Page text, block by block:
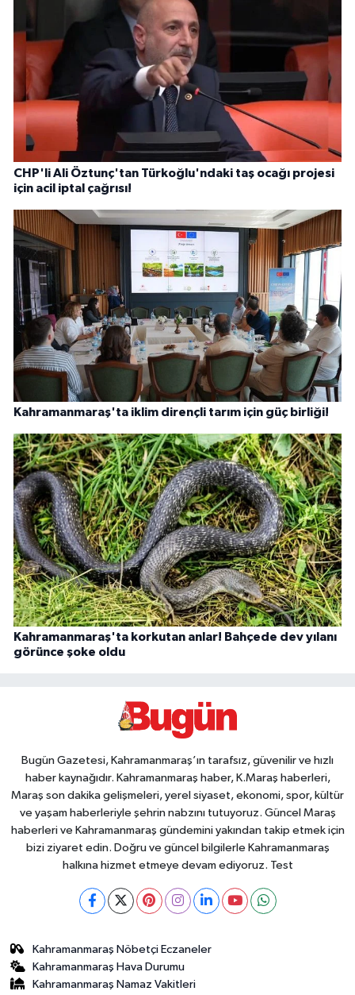
CHP'li Ali Öztunç'tan Türkoğlu'ndaki taş ocağı projesi
için acil iptal çağrısı!
Kahramanmaraş'ta iklim dirençli tarım için güç birliği!
Kahramanmaraş'ta korkutan anlar! Bahçede dev yılanı
görünce şoke oldu
Bugün Gazetesi, Kahramanmaraş’ın tarafsız, güvenilir ve hızlı
haber kaynağıdır. Kahramanmaraş haber, K.Maraş haberleri,
Maraş son dakika gelişmeleri, yerel siyaset, ekonomi, spor, kültür
ve yaşam haberleriyle şehrin nabzını tutuyoruz. Güncel Maraş
haberleri ve Kahramanmaraş gündemini yakından takip etmek için
bizi ziyaret edin. Doğru ve güncel bilgilerle Kahramanmaraş
halkına hizmet etmeye devam ediyoruz. Test
Kahramanmaraş Nöbetçi Eczaneler
Kahramanmaraş Hava Durumu
Kahramanmaraş Namaz Vakitleri